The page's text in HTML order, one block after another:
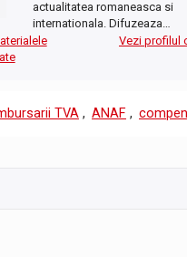
actualitatea romaneasca si
internationala. Difuzeaza…
Vezi profilul
TVA , ANAF ,